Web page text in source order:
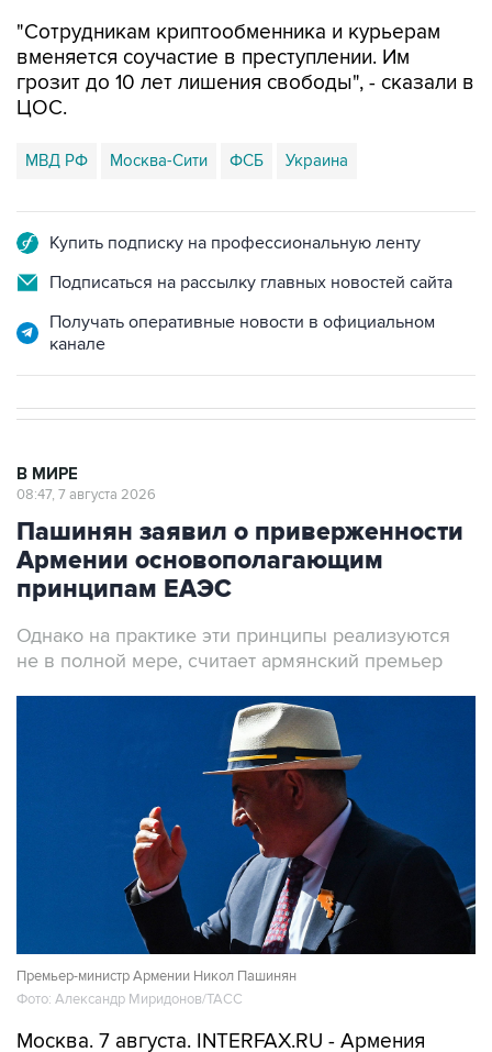
"Сотрудникам криптообменника и курьерам
вменяется соучастие в преступлении. Им
грозит до 10 лет лишения свободы", - сказали в
ЦОС.
МВД РФ Москва-Сити ФСБ Украина
Купить подписку на профессиональную ленту
Подписаться на рассылку главных новостей сайта
Получать оперативные новости в официальном
канале
В МИРЕ
08:47, 7 августа 2026
Пашинян заявил о приверженности
Армении основополагающим
принципам ЕАЭС
Однако на практике эти принципы реализуются
не в полной мере, считает армянский премьер
Премьер-министр Армении Никол Пашинян
Фото: Александр Миридонов/ТАСС
Москва. 7 августа. INTERFAX.RU - Армения